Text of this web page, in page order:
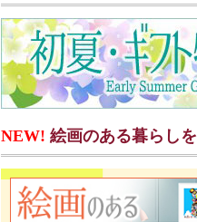
NEW! 絵画のある暮らしを